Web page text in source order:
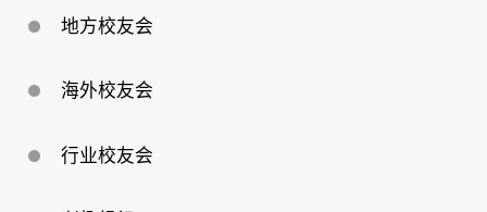
地方校友会
海外校友会
行业校友会